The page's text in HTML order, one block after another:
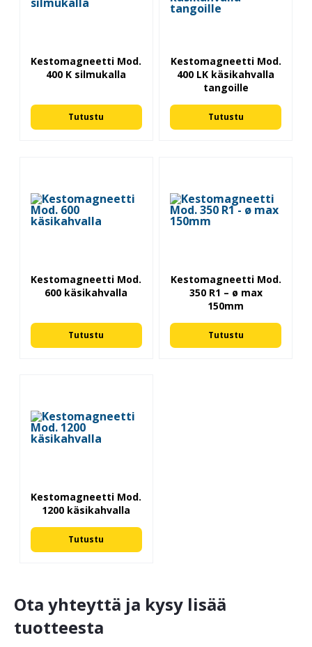
Kestomagneetti Mod.
400 K silmukalla
Tutustu
Kestomagneetti Mod.
400 LK käsikahvalla
tangoille
Tutustu
Kestomagneetti Mod.
600 käsikahvalla
Tutustu
Kestomagneetti Mod.
350 R1 – ø max
150mm
Tutustu
Kestomagneetti Mod.
1200 käsikahvalla
Tutustu
Ota yhteyttä ja kysy lisää
tuotteesta